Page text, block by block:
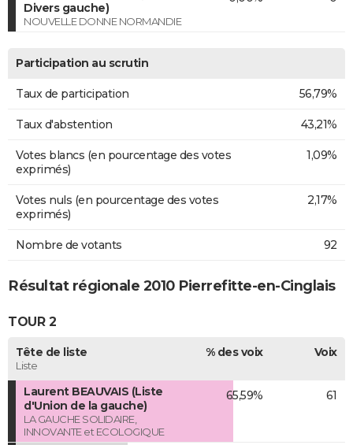
Divers gauche)
NOUVELLE DONNE NORMANDIE
Participation au scrutin
Taux de participation 56,79%
Taux d'abstention 43,21%
Votes blancs (en pourcentage des votes
exprimés)
1,09%
Votes nuls (en pourcentage des votes
exprimés)
2,17%
Nombre de votants 92
Résultat régionale 2010 Pierrefitte-en-Cinglais
TOUR 2
Tête de liste
Liste
% des voix Voix
Laurent BEAUVAIS (Liste
d'Union de la gauche)
LA GAUCHE SOLIDAIRE,
INNOVANTE et ECOLOGIQUE
65,59% 61